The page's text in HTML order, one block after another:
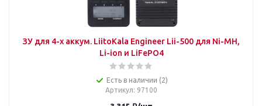
ЗУ для 4-х аккум. LiitoKala Engineer Lii-500 для Ni-MH,
Li-ion и LiFePO4
Есть в наличии (2)
Артикул: 97100